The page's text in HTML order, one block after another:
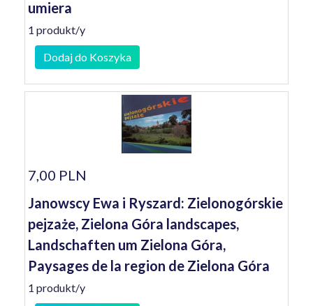
umiera
1 produkt/y
Dodaj do Koszyka
7,00 PLN
Janowscy Ewa i Ryszard: Zielonogórskie
pejzaże, Zielona Góra landscapes,
Landschaften um Zielona Góra,
Paysages de la region de Zielona Góra
1 produkt/y